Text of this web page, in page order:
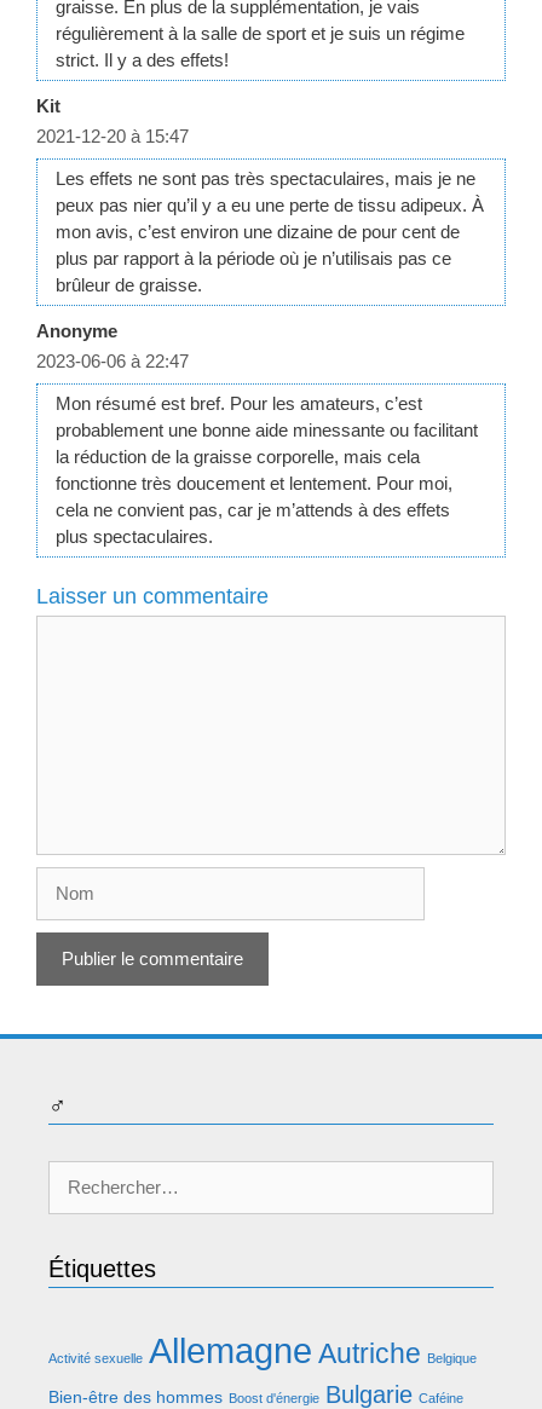
graisse. En plus de la supplémentation, je vais
régulièrement à la salle de sport et je suis un régime
strict. Il y a des effets!
Kit
2021-12-20 à 15:47
Les effets ne sont pas très spectaculaires, mais je ne
peux pas nier qu’il y a eu une perte de tissu adipeux. À
mon avis, c’est environ une dizaine de pour cent de
plus par rapport à la période où je n’utilisais pas ce
brûleur de graisse.
Anonyme
2023-06-06 à 22:47
Mon résumé est bref. Pour les amateurs, c’est
probablement une bonne aide minessante ou facilitant
la réduction de la graisse corporelle, mais cela
fonctionne très doucement et lentement. Pour moi,
cela ne convient pas, car je m’attends à des effets
plus spectaculaires.
Laisser un commentaire
♂
Rechercher :
Étiquettes
Activité sexuelle Allemagne Autriche Belgique
Bien-être des hommes Boost d'énergie Bulgarie Caféine